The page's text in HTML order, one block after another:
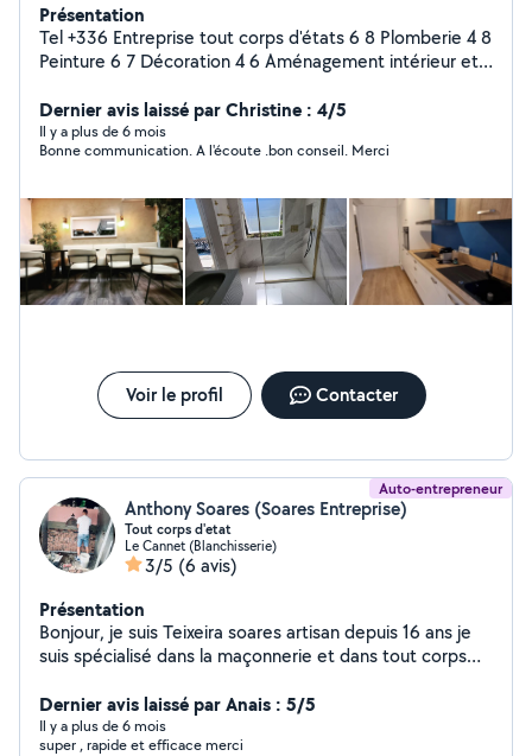
Présentation
Tel +336 Entreprise tout corps d'états 6 8 Plomberie 4 8
Peinture 6 7 Décoration 4 6 Aménagement intérieur et
électrique Numéro à la verticale Appeler moi pour toute
Dernier avis laissé par Christine : 4/5
Il y a plus de 6 mois
Bonne communication. A l'écoute .bon conseil. Merci
Voir le profil Contacter
Auto-entrepreneur
Anthony Soares (Soares Entreprise)
Tout corps d'etat
Le Cannet (Blanchisserie)
3/5 (6 avis)
Présentation
Bonjour, je suis Teixeira soares artisan depuis 16 ans je
suis spécialisé dans la maçonnerie et dans tout corps
Dernier avis laissé par Anais : 5/5
Il y a plus de 6 mois
super , rapide et efficace merci